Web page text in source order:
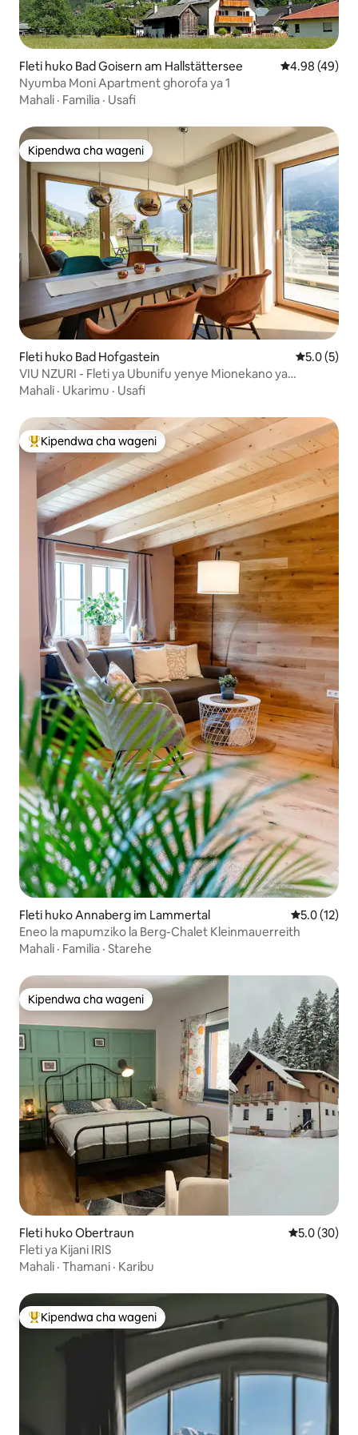
Fleti huko Bad Goisern am Hallstättersee Ukadiriaji wa
4.98 (49)
Nyumba Moni Apartment ghorofa ya 1
Mahali · Familia · Usafi
Kipendwa cha wageni
Kipendwa cha wageni
Fleti huko Bad Hofgastein Ukadiriaji
5.0 (5)
VIU NZURI - Fleti ya Ubunifu yenye Mionekano ya
Panorama
Mahali · Ukarimu · Usafi
Kipendwa maarufu cha wageni
Kipendwa cha wageni
Fleti huko Annaberg im Lammertal Ukadiriaji
5.0 (12)
Eneo la mapumziko la Berg-Chalet Kleinmauerreith
Mahali · Familia · Starehe
Kipendwa cha wageni
Kipendwa cha wageni
Fleti huko Obertraun Ukadiriaji
5.0 (30)
Fleti ya Kijani IRIS
Mahali · Thamani · Karibu
Kipendwa maarufu cha wageni
Kipendwa cha wageni